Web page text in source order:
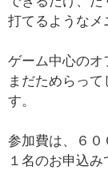
打てるようなメ
ゲーム中心のオ
まだためらっ
す。
参加費は、６０
１名のお申込み